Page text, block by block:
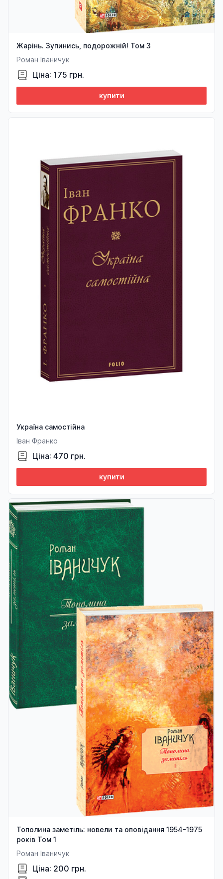
Жарінь. Зупинись, подорожній! Том 3
Роман Іваничук
Ціна: 175 грн.
купити
Україна самостійна
Іван Франко
Ціна: 470 грн.
купити
Тополина заметіль: новели та оповідання 1954-1975
років Том 1
Роман Іваничук
Ціна: 200 грн.